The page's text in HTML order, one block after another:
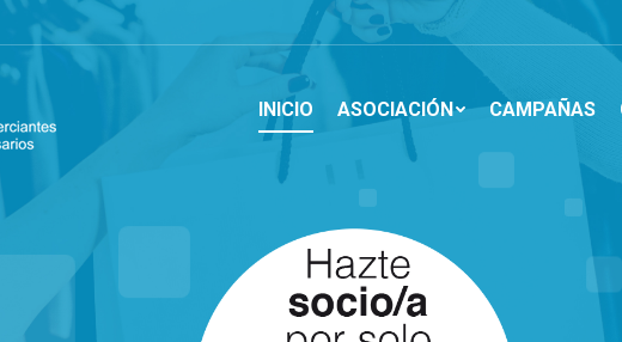
INICIO ASOCIACIÓN CAMPAÑAS